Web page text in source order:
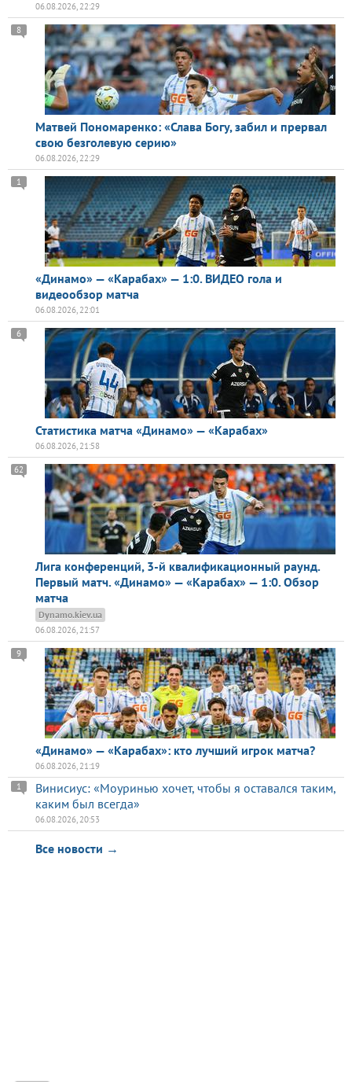
06.08.2026, 22:29
Матвей Пономаренко: «Слава Богу, забил и прервал
свою безголевую серию»
8
06.08.2026, 22:29
«Динамо» — «Карабах» — 1:0. ВИДЕО гола и
видеообзор матча
1
06.08.2026, 22:01
Статистика матча «Динамо» — «Карабах»
6
06.08.2026, 21:58
Лига конференций, 3-й квалификационный раунд.
Первый матч. «Динамо» — «Карабах» — 1:0. Обзор
матча
62
Dynamo.kiev.ua
06.08.2026, 21:57
«Динамо» — «Карабах»: кто лучший игрок матча?
9
06.08.2026, 21:19
Винисиус: «Моуринью хочет, чтобы я оставался таким,
каким был всегда»
1
06.08.2026, 20:53
Все новости →